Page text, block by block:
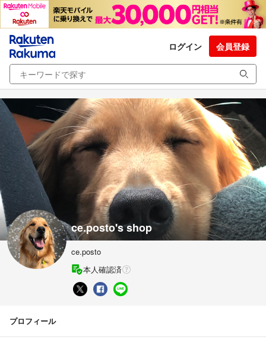
ログイン 会員登録
ce.posto's shop
ce.posto
本人確認済
プロフィール